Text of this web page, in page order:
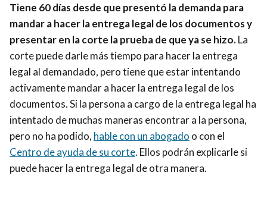
Tiene 60 días desde que presentó la demanda para
mandar a hacer la entrega legal de los documentos y
presentar en la corte la prueba de que ya se hizo.La
corte puede darle más tiempo para hacer la entrega
legal al demandado, pero tiene que estar intentando
activamente mandar a hacer la entrega legal de los
documentos. Si la persona a cargo de la entrega legal ha
intentado de muchas maneras encontrar a la persona,
pero no ha podido, hable con un abogado o con el
Centro de ayuda de su corte. Ellos podrán explicarle si
puede hacer la entrega legal de otra manera.